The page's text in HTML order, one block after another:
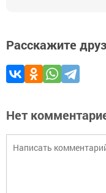
Расскажите
Нет